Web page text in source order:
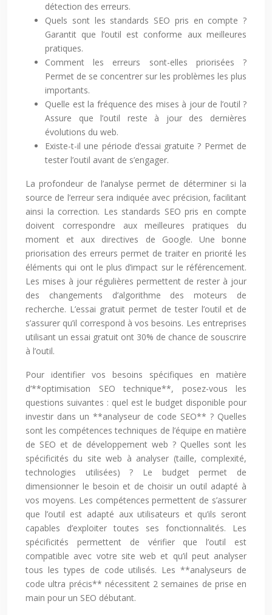
détection des erreurs.
Quels sont les standards SEO pris en compte ?
Garantit que l’outil est conforme aux meilleures
pratiques.
Comment les erreurs sont-elles priorisées ?
Permet de se concentrer sur les problèmes les plus
importants.
Quelle est la fréquence des mises à jour de l’outil ?
Assure que l’outil reste à jour des dernières
évolutions du web.
Existe-t-il une période d’essai gratuite ? Permet de
tester l’outil avant de s’engager.
La profondeur de l’analyse permet de déterminer si la
source de l’erreur sera indiquée avec précision, facilitant
ainsi la correction. Les standards SEO pris en compte
doivent correspondre aux meilleures pratiques du
moment et aux directives de Google. Une bonne
priorisation des erreurs permet de traiter en priorité les
éléments qui ont le plus d’impact sur le référencement.
Les mises à jour régulières permettent de rester à jour
des changements d’algorithme des moteurs de
recherche. L’essai gratuit permet de tester l’outil et de
s’assurer qu’il correspond à vos besoins. Les entreprises
utilisant un essai gratuit ont 30% de chance de souscrire
à l’outil.
Pour identifier vos besoins spécifiques en matière
d’**optimisation SEO technique**, posez-vous les
questions suivantes : quel est le budget disponible pour
investir dans un **analyseur de code SEO** ? Quelles
sont les compétences techniques de l’équipe en matière
de SEO et de développement web ? Quelles sont les
spécificités du site web à analyser (taille, complexité,
technologies utilisées) ? Le budget permet de
dimensionner le besoin et de choisir un outil adapté à
vos moyens. Les compétences permettent de s’assurer
que l’outil est adapté aux utilisateurs et qu’ils seront
capables d’exploiter toutes ses fonctionnalités. Les
spécificités permettent de vérifier que l’outil est
compatible avec votre site web et qu’il peut analyser
tous les types de code utilisés. Les **analyseurs de
code ultra précis** nécessitent 2 semaines de prise en
main pour un SEO débutant.